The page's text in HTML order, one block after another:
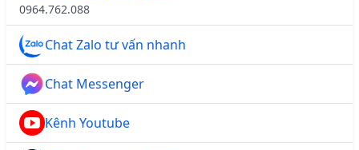
0964.762.088
Chat Zalo tư vấn nhanh
Chat Messenger
Kênh Youtube